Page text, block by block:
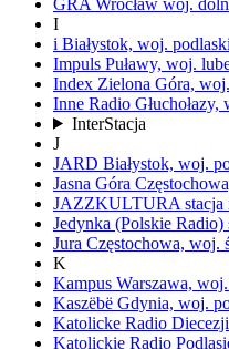
I
i Białystok, woj.
Impuls Puławy, woj.
Index Zielona Góra, woj.
Inne Radio Głuchołazy,
InterStacja
J
JARD Białystok, woj.
Jasna Góra
JAZZKULTURA stacja
Jedynka (Polskie Radio)
Jura Częstochowa, woj.
K
Kampus Warszawa, woj.
Kaszëbë Gdynia, woj.
Katolicke Radio Diecezji
Katolickie Radio